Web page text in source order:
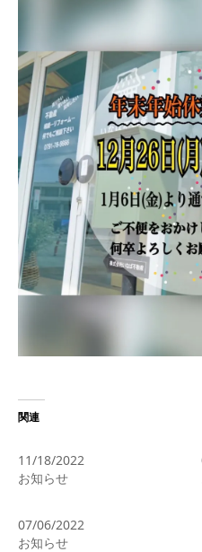
関連
11/18/2022
お知らせ
07/06/2022
お知らせ